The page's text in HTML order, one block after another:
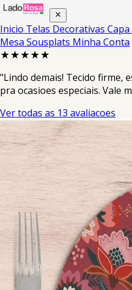
Inicio Telas Decorativas
Mesa Sousplats Minha Conta
★★★★★
"Lindo demais! Tecido firme,
pra ocasioes especiais. Vale
Ver todas as 13 avaliacoes